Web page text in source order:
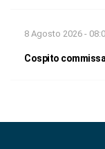
8 Agosto 2026 -
Cospito